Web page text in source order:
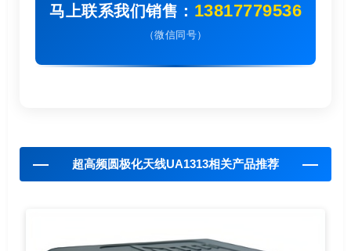
马上联系我们销售： 13817779536
（微信同号）
超高频圆极化天线UA1313相关产品推荐